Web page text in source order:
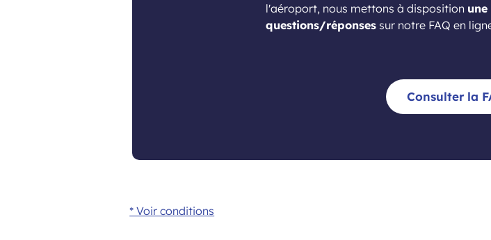
l'aéroport, nous mettons à disposition
questions/réponsessur notre FAQ en
Consulter la
* Voir conditions